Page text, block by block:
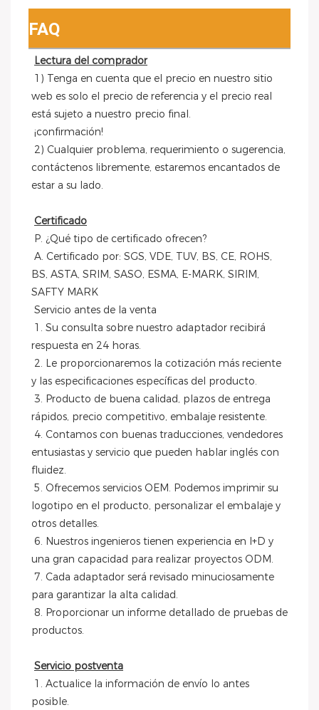
FAQ
Lectura del comprador
web es solo el precio de referencia y el precio real
está sujeto a nuestro precio final.
¡confirmación!
contáctenos libremente, estaremos encantados de
estar a su lado.
Certificado
P. ¿Qué tipo de certificado ofrecen?
BS, ASTA, SRIM, SASO, ESMA, E-MARK, SIRIM,
SAFTY MARK
Servicio antes de la venta
respuesta en 24 horas.
y las especificaciones específicas del producto.
rápidos, precio competitivo, embalaje resistente.
entusiastas y servicio que pueden hablar inglés con
fluidez.
logotipo en el producto, personalizar el embalaje y
otros detalles.
una gran capacidad para realizar proyectos ODM.
para garantizar la alta calidad.
productos.
Servicio postventa
posible.